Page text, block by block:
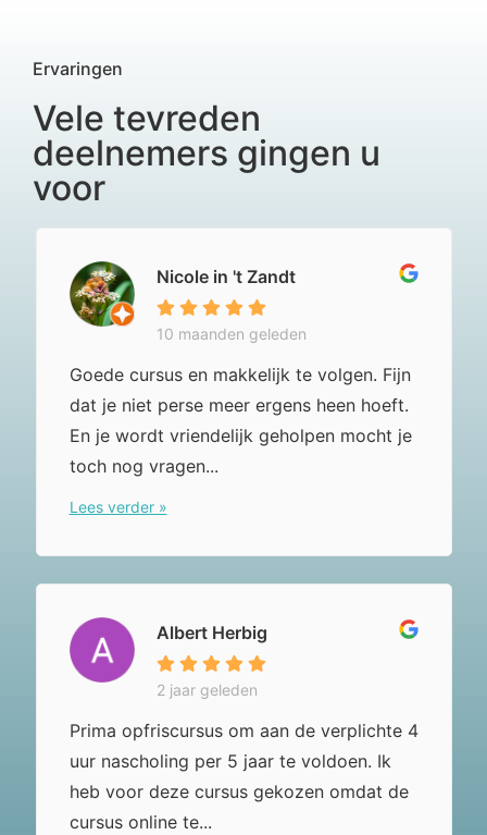
Ervaringen
Vele tevreden
deelnemers gingen u
voor
Nicole in 't Zandt
10 maanden geleden
Goede cursus en makkelijk te volgen. Fijn
dat je niet perse meer ergens heen hoeft.
En je wordt vriendelijk geholpen mocht je
toch nog vragen...
Lees verder »
Albert Herbig
2 jaar geleden
Prima opfriscursus om aan de verplichte 4
uur nascholing per 5 jaar te voldoen. Ik
heb voor deze cursus gekozen omdat de
cursus online te...